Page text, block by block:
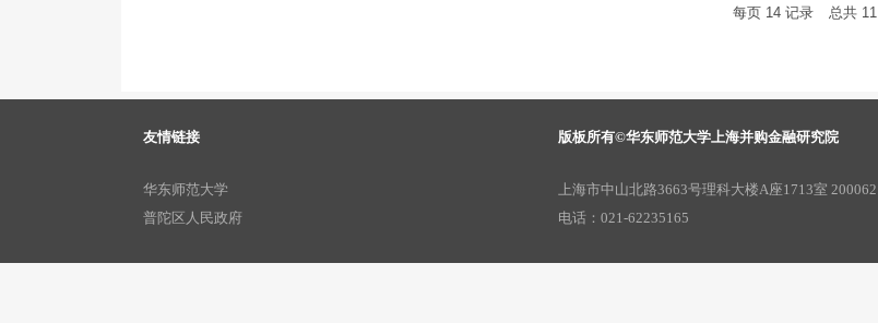
每页 14 记录 总共 11
友情链接
华东师范大学
普陀区人民政府
版板所有©华东师范大学上海并购金融研究院
上海市中山北路3663号理科大楼A座1713室 200062
电话：021-62235165